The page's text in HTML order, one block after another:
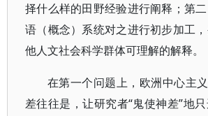
择什么样的田野经验进行阐释；第
语（概念）系统对之进行初步加工
他人文社会科学群体可理解的解释。
在第一个问题上，欧洲中心主
差往往是，让研究者“鬼使神差”地